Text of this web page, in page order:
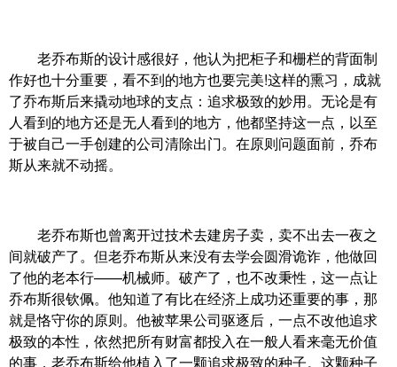
老乔布斯的设计感很好，他认为把柜子和栅栏的背面制
作好也十分重要，看不到的地方也要完美!这样的熏习，成就
了乔布斯后来撬动地球的支点：追求极致的妙用。无论是有
人看到的地方还是无人看到的地方，他都坚持这一点，以至
于被自己一手创建的公司清除出门。在原则问题面前，乔布
斯从来就不动摇。
老乔布斯也曾离开过技术去建房子卖，卖不出去一夜之
间就破产了。但老乔布斯从来没有去学会圆滑诡诈，他做回
了他的老本行——机械师。破产了，也不改秉性，这一点让
乔布斯很钦佩。他知道了有比在经济上成功还重要的事，那
就是恪守你的原则。他被苹果公司驱逐后，一点不改他追求
极致的本性，依然把所有财富都投入在一般人看来毫无价值
的事，老乔布斯给他植入了一颗追求极致的种子。这颗种子